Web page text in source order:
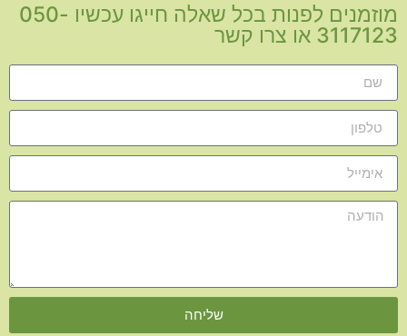
מוזמנים לפנות בכל שאלה חייגו עכשיו 050-
3117123 או צרו קשר
שליחה